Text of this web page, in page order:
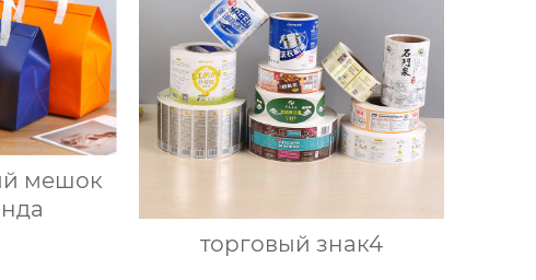
мешок
торговый знак4